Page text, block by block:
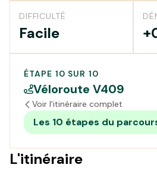
DIFFICULTÉ
Facile
ÉTAPE 10 SUR 10
Véloroute V409
Voir l'itinéraire complet
Les 10 étapes du
L'itinéraire